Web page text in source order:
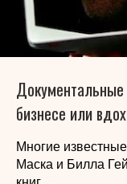
бизнесе или
Многие
Маска и Билла